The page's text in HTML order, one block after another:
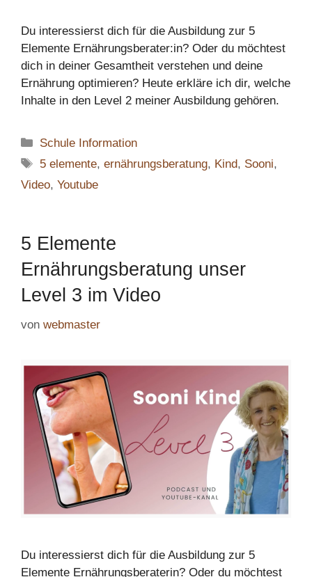
Du interessierst dich für die Ausbildung zur 5
Elemente Ernährungsberater:in? Oder du möchtest
dich in deiner Gesamtheit verstehen und deine
Ernährung optimieren? Heute erkläre ich dir, welche
Inhalte in den Level 2 meiner Ausbildung gehören.
Kategorien
Schule Information
Schlagwörter
5 elemente,ernährungsberatung, Kind, Sooni,
Video, Youtube
5 Elemente
Ernährungsberatung unser
Level 3 im Video
von webmaster
Du interessierst dich für die Ausbildung zur 5
Elemente Ernährungsberaterin? Oder du möchtest